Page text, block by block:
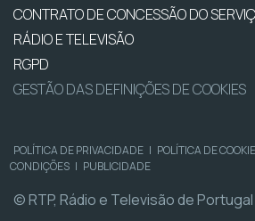
CONTRATO DE CONCESSÃO DO
RÁDIO E TELEVISÃO
RGPD
GESTÃO DAS DEFINIÇÕES DE COOKIES
POLÍTICA DE PRIVACIDADE | POLÍTICA DE
CONDIÇÕES | PUBLICIDADE
© RTP, Rádio e Televisão de